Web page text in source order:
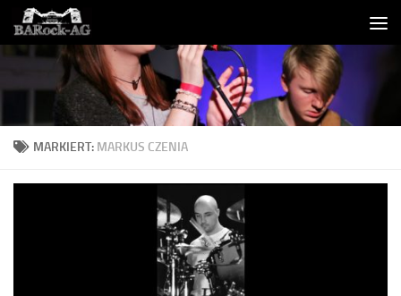
Skip to content
MARKIERT: MARKUS CZENIA